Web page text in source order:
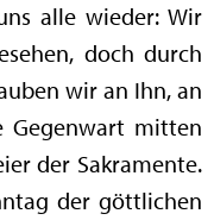
alle wieder: Wir
doch durch
wir an Ihn, an
Gegenwart mitten
der Sakramente.
der göttlichen